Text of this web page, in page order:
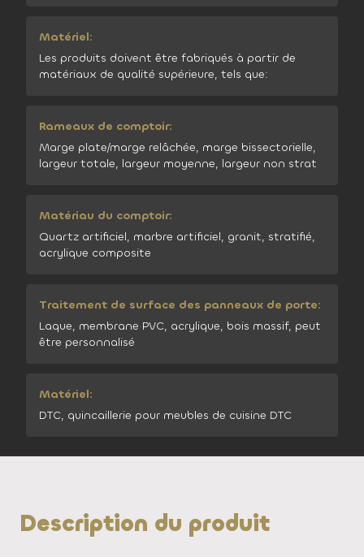
Matériel:
Les produits doivent être fabriqués à partir de
matériaux de qualité supérieure, tels que:
Rameaux de comptoir:
Marge plate/marge relâchée, marge bissectorielle,
largeur totale, largeur moyenne, largeur non strat
Matériau du comptoir:
Quartz artificiel, marbre artificiel, granit, stratifié,
acrylique composite
Traitement de surface des panneaux de porte:
Laque, membrane PVC, acrylique, bois massif, peut
être personnalisé
Matériel:
DTC, quincaillerie pour meubles de cuisine DTC
Description du produit